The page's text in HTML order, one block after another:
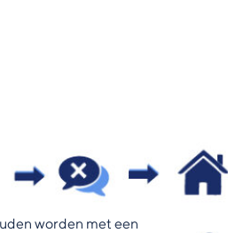
worden met een